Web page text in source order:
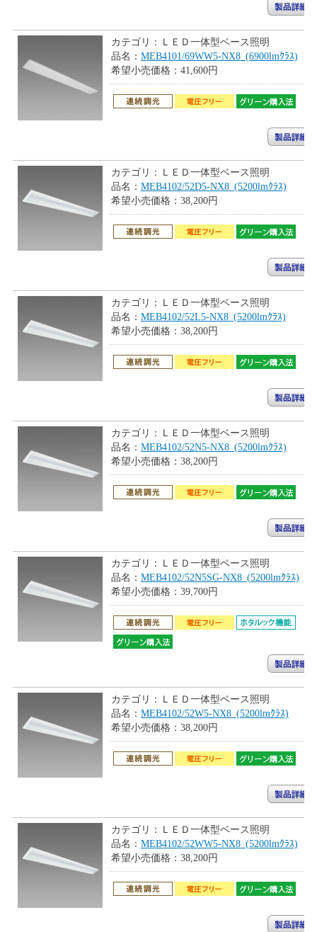
カテゴリ：
ＬＥＤ一体型ベース照明
品名： MEB4101/69WW5-NX8_(6900lmｸﾗｽ)
希望小売価格： 41,600円
カテゴリ：
ＬＥＤ一体型ベース照明
品名： MEB4102/52D5-NX8_(5200lmｸﾗｽ)
希望小売価格： 38,200円
カテゴリ：
ＬＥＤ一体型ベース照明
品名： MEB4102/52L5-NX8_(5200lmｸﾗｽ)
希望小売価格： 38,200円
カテゴリ：
ＬＥＤ一体型ベース照明
品名： MEB4102/52N5-NX8_(5200lmｸﾗｽ)
希望小売価格： 38,200円
カテゴリ：
ＬＥＤ一体型ベース照明
品名： MEB4102/52N5SG-NX8_(5200lmｸﾗｽ)
希望小売価格： 39,700円
カテゴリ：
ＬＥＤ一体型ベース照明
品名： MEB4102/52W5-NX8_(5200lmｸﾗｽ)
希望小売価格： 38,200円
カテゴリ：
ＬＥＤ一体型ベース照明
品名： MEB4102/52WW5-NX8_(5200lmｸﾗｽ)
希望小売価格： 38,200円